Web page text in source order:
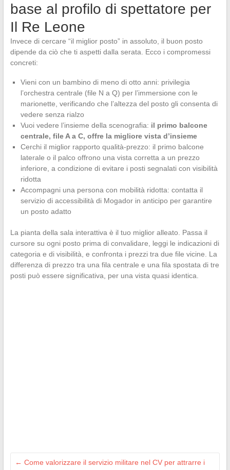
base al profilo di spettatore per
Il Re Leone
Invece di cercare “il miglior posto” in assoluto, il buon posto
dipende da ciò che ti aspetti dalla serata. Ecco i compromessi
concreti:
Vieni con un bambino di meno di otto anni: privilegia
l’orchestra centrale (file N a Q) per l’immersione con le
marionette, verificando che l’altezza del posto gli consenta di
vedere senza rialzo
Vuoi vedere l’insieme della scenografia: il primo balcone
centrale, file A a C, offre la migliore vista d’insieme
Cerchi il miglior rapporto qualità-prezzo: il primo balcone
laterale o il palco offrono una vista corretta a un prezzo
inferiore, a condizione di evitare i posti segnalati con visibilità
ridotta
Accompagni una persona con mobilità ridotta: contatta il
servizio di accessibilità di Mogador in anticipo per garantire
un posto adatto
La pianta della sala interattiva è il tuo miglior alleato. Passa il
cursore su ogni posto prima di convalidare, leggi le indicazioni di
categoria e di visibilità, e confronta i prezzi tra due file vicine. La
differenza di prezzo tra una fila centrale e una fila spostata di tre
posti può essere significativa, per una vista quasi identica.
← Come valorizzare il servizio militare nel CV per attrarre i